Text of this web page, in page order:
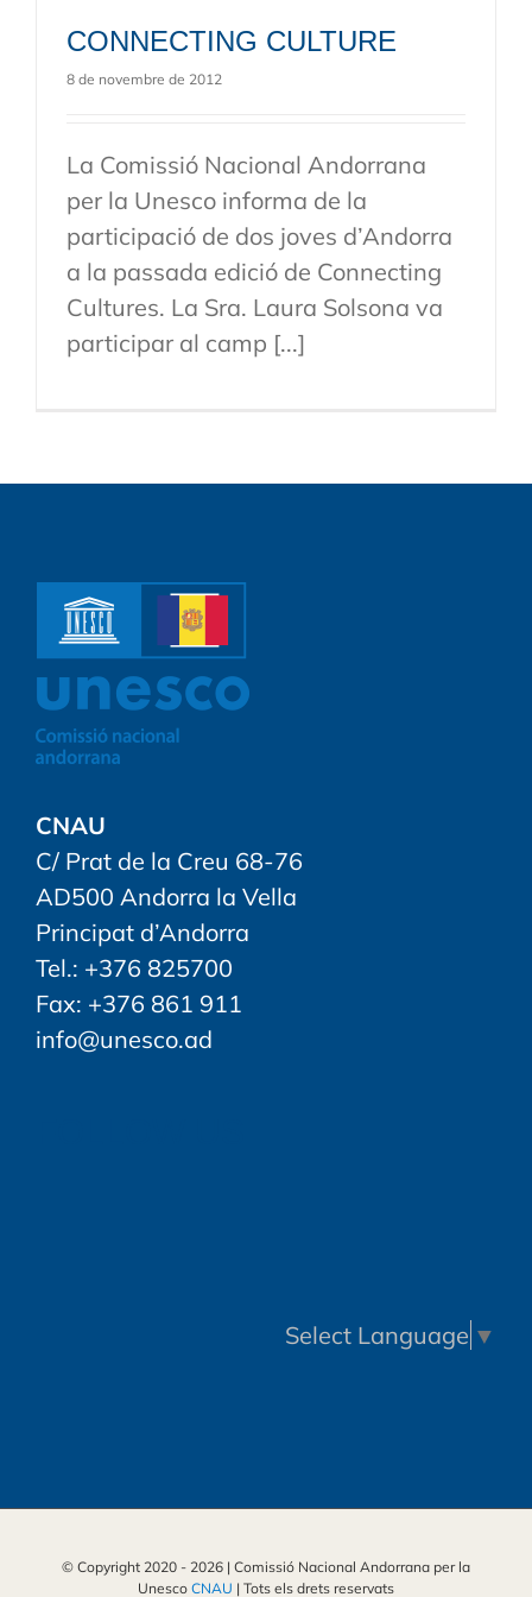
CONNECTING CULTURE
8 de novembre de 2012
La Comissió Nacional Andorrana
per la Unesco informa de la
participació de dos joves d’Andorra
a la passada edició de Connecting
Cultures. La Sra. Laura Solsona va
participar al camp [...]
CNAU
C/ Prat de la Creu 68-76
AD500 Andorra la Vella
Principat d’Andorra
Tel.: +376 825700
Fax: +376 861 911
info@unesco.ad
Select Language ▼
© Copyright 2020 - 2026 | Comissió Nacional Andorrana per la
Unesco CNAU | Tots els drets reservats